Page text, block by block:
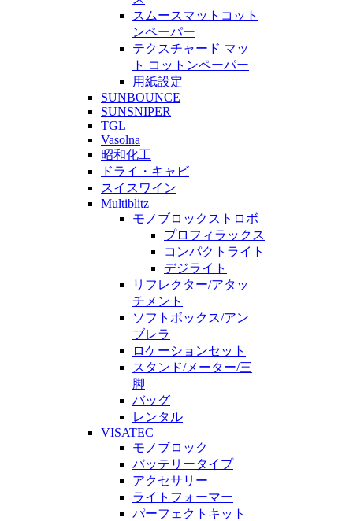
スムースマットコット
ンペーパー
テクスチャード マッ
ト コットンペーパー
用紙設定
SUNBOUNCE
SUNSNIPER
TGL
Vasolna
昭和化工
ドライ・キャビ
スイスワイン
Multiblitz
モノブロックストロボ
プロフィラックス
コンパクトライト
デジライト
リフレクター/アタッ
チメント
ソフトボックス/アン
ブレラ
ロケーションセット
スタンド/メーター/三
脚
バッグ
レンタル
VISATEC
モノブロック
バッテリータイプ
アクセサリー
ライトフォーマー
パーフェクトキット